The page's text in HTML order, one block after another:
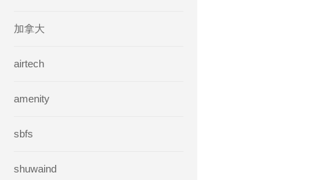
加拿大
airtech
amenity
sbfs
shuwaind